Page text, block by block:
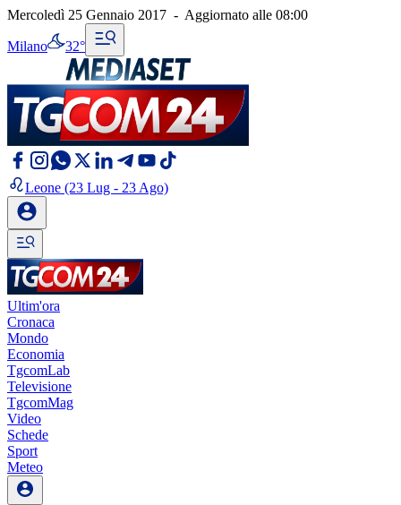
Mercoledì 25 Gennaio 2017 - Aggiornato alle 08:00
Milano 32°
Leone (23 Lug - 23 Ago)
Ultim'ora
Cronaca
Mondo
Economia
TgcomLab
Televisione
TgcomMag
Video
Schede
Sport
Meteo